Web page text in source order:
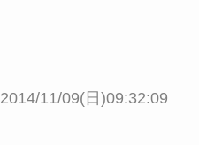
2014/11/09(日)09:32:09